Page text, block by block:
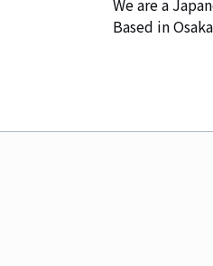
We are a
Based in